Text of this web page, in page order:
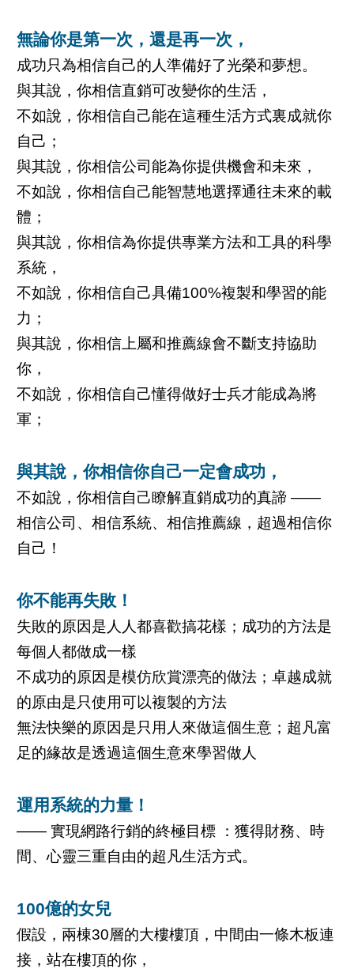
無論你是第一次，還是再一次，
成功只為相信自己的人準備好了光榮和夢想。
與其說，你相信直銷可改變你的生活，
不如說，你相信自己能在這種生活方式裏成就你
自己；
與其說，你相信公司能為你提供機會和未來，
不如說，你相信自己能智慧地選擇通往未來的載
體；
與其說，你相信為你提供專業方法和工具的科學
系統，
不如說，你相信自己具備100%複製和學習的能
力；
與其說，你相信上屬和推薦線會不斷支持協助
你，
不如說，你相信自己懂得做好士兵才能成為將
軍；
與其說，你相信你自己一定會成功，
不如說，你相信自己瞭解直銷成功的真諦 ——
相信公司、相信系統、相信推薦線，超過相信你
自己！
你不能再失敗！
失敗的原因是人人都喜歡搞花樣；成功的方法是
每個人都做成一樣
不成功的原因是模仿欣賞漂亮的做法；卓越成就
的原由是只使用可以複製的方法
無法快樂的原因是只用人來做這個生意；超凡富
足的緣故是透過這個生意來學習做人
運用系統的力量！
—— 實現網路行銷的終極目標 ：獲得財務、時
間、心靈三重自由的超凡生活方式。
100億的女兒
假設，兩棟30層的大樓樓頂，中間由一條木板連
接，站在樓頂的你，